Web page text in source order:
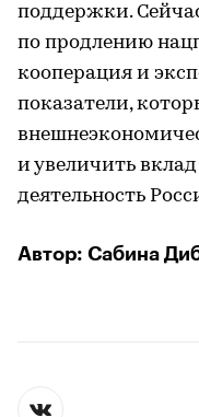
поддержки.
по продлению
кооперация и
показатели,
и увеличить
деятельность
Автор: Сабина